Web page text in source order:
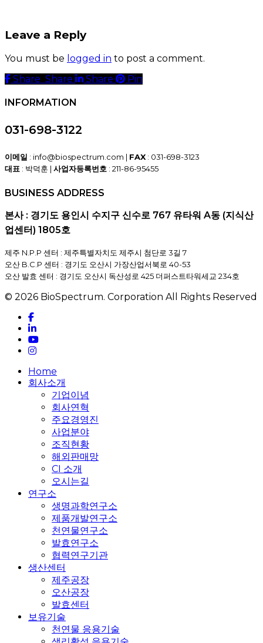
Leave a Reply
You must be logged in to post a comment.
Share
Share Share Share Pin
INFORMATION
031-698-3122
이메일 : info@biospectrum.com | FAX: 031-698-3123
대표 : 박덕훈 | 사업자등록번호 : 211-86-95455
BUSINESS ADDRESS
본사 : 경기도 용인시 수지구 신수로 767 유타워 A동 (지식산
업센터) 1805호
제주 N.P.P 센터 : 제주특별자치도 제주시 첨단로 3길 7
오산 B.C.P 센터 : 경기도 오산시 가장산업서북로 40-53
오산 발효 센터 : 경기도 오산시 독산성로 425 더퍼스트타워세교 234호
© 2026 BioSpectrum. Corporation All Rights Reserved
facebook
linkedin
youtube
instagram
Close
Menu
Home
회사소개
기업이념
회사연혁
주요경영진
사업분야
조직현황
해외판매망
CI 소개
오시는길
연구소
생명과학연구소
제품개발연구소
천연물연구소
발효연구소
협력연구기관
생산센터
제주공장
오산공장
발효센터
보유기술
천연물 응용기술